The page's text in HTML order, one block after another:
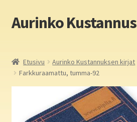
Siirry
navigointiin
Siirry
sisältöön
Aurinko Kustannus
Yritys
Etusivu Aurinko Kustannuksen kirjat
Farkkuraamattu, tumma-92